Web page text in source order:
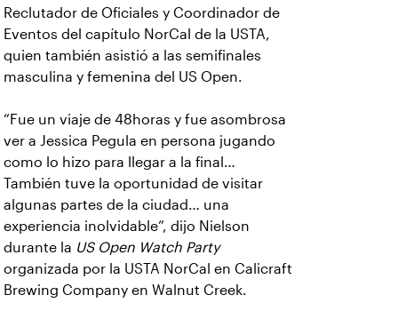
Reclutador de Oficiales y Coordinador de
Eventos del capítulo NorCal de la USTA,
quien también asistió a las semifinales
masculina y femenina del US Open.
“Fue un viaje de 48horas y fue asombrosa
ver a Jessica Pegula en persona jugando
como lo hizo para llegar a la final…
También tuve la oportunidad de visitar
algunas partes de la ciudad… una
experiencia inolvidable”, dijo Nielson
durante la US Open Watch Party
organizada por la USTA NorCal en Calicraft
Brewing Company en Walnut Creek.